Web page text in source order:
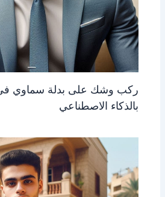
ركب وشك على بدلة سماوي
بالذكاء الاصطناعي